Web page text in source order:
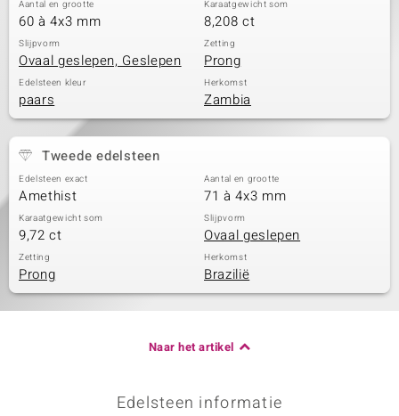
Aantal en grootte
60 à 4x3 mm
Karaatgewicht som
8,208 ct
Slijpvorm
Ovaal geslepen, Geslepen
Zetting
Prong
Edelsteen kleur
paars
Herkomst
Zambia
Tweede edelsteen
Edelsteen exact
Amethist
Aantal en grootte
71 à 4x3 mm
Karaatgewicht som
9,72 ct
Slijpvorm
Ovaal geslepen
Zetting
Prong
Herkomst
Brazilië
Naar het artikel
Edelsteen informatie